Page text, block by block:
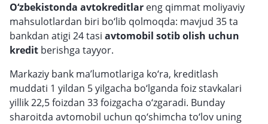
O‘zbekistonda avtokreditlar eng qimmat moliyaviy
mahsulotlardan biri bo‘lib qolmoqda: mavjud 35 ta
bankdan atigi 24 tasi avtomobil sotib olish uchun
kredit berishga tayyor.
Markaziy bank ma’lumotlariga ko‘ra, kreditlash
muddati 1 yildan 5 yilgacha bo‘lganda foiz stavkalari
yillik 22,5 foizdan 33 foizgacha o‘zgaradi. Bunday
sharoitda avtomobil uchun qo‘shimcha to‘lov uning